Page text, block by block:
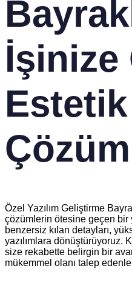
İşinize
Estetik
Özel Yazılım Geliştirme
çözümlerin ötesine geçen bir
benzersiz kılan detayları,
yazılımlara dönüştürüyoruz.
size rekabette belirgin bir
mükemmel olanı talep